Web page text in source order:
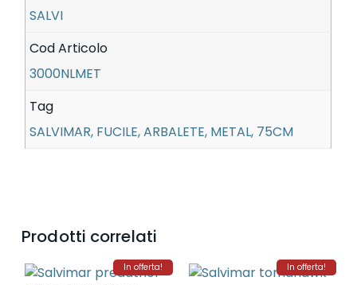
SALVI
Cod Articolo
3000NLMET
Tag
SALVIMAR, FUCILE, ARBALETE, METAL, 75CM
Prodotti correlati
In offerta! In offerta!